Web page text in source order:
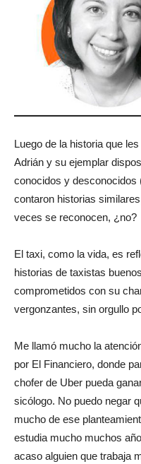
Luego de la historia que
Adrián y su ejemplar
conocidos y desconocidos
contaron historias
veces se reconocen, ¿no?
El taxi, como la vida, es
historias de taxistas
comprometidos con su
vergonzantes, sin orgullo
Me llamó mucho la
por El Financiero, donde
chofer de Uber pueda
sicólogo. No puedo negar
mucho de ese
estudia mucho muchos
acaso alguien que trabaja